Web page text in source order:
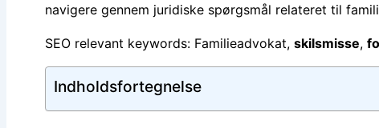
navigere gennem juridiske spørgsmål relateret til
SEO relevant keywords: Familieadvokat, skilsmisse,
Indholdsfortegnelse